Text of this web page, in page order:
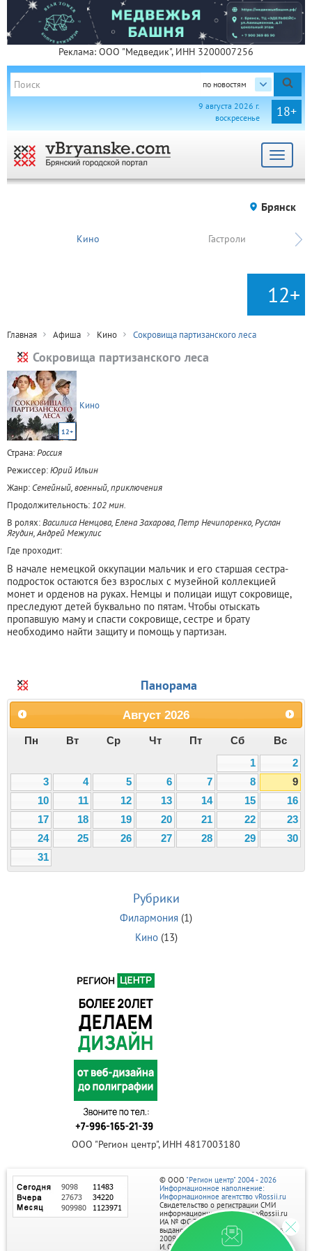
Реклама: ООО "Медведик", ИНН 3200007256
по новостям
18+
9 августа 2026 г.
воскресенье
Toggle
Брянск
Кино Гастроли
12+
Главная Афиша Кино Сокровища партизанского леса
Сокровища партизанского леса
12+
Кино
Страна:Россия
Режиссер:Юрий Ильин
Жанр: Семейный, военный, приключения
Продолжительность: 102 мин.
В ролях:Василиса Немцова, Елена Захарова, Петр Нечипоренко, Руслан
Ягудин, Андрей Межулис
Где проходит:
В начале немецкой оккупации мальчик и его старшая сестра-
подросток остаются без взрослых с музейной коллекцией
монет и орденов на руках. Немцы и полицаи ищут сокровище,
преследуют детей буквально по пятам. Чтобы отыскать
пропавшую маму и спасти сокровище, сестре и брату
необходимо найти защиту и помощь у партизан.
Панорама
Август 2026
Пн Вт Ср Чт Пт Сб
Вс
1
2
3
4 5 6 7 8
9
10
11 12 13 14 15
16
17
18 19 20 21 22
23
24
25 26 27 28 29
30
31
Рубрики
Филармония (1)
Кино(13)
ООО "Регион центр", ИНН 4817003180
© ООО "Регион центр" 2004 - 2026
Информационное наполнение:
Информационное агентство vRossii.ru
Свидетельство о регистрации СМИ
информационного агентства vRossii.ru
ИА № ФС 77‑35502
выдано РОСКОМНАДЗОРом 04 марта
2009г.
И. О. Главного редактора Нарыков А. Н.